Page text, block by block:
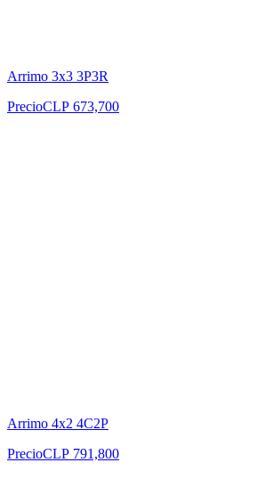
Arrimo 3x3 3P3R
PrecioCLP 673,700
Arrimo 4x2 4C2P
PrecioCLP 791,800